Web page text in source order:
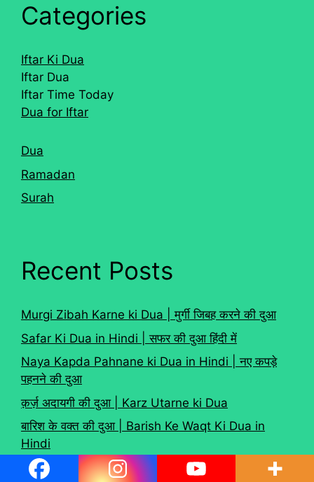
Categories
Iftar Ki Dua
Iftar Dua
Iftar Time Today
Dua for Iftar
Dua
Ramadan
Surah
Recent Posts
Murgi Zibah Karne ki Dua | मुर्गी जिबह करने की दुआ
Safar Ki Dua in Hindi | सफर की दुआ हिंदी में
Naya Kapda Pahnane ki Dua in Hindi | नए कपड़े
पहनने की दुआ
क़र्ज़ अदायगी की दुआ | Karz Utarne ki Dua
बारिश के वक्त की दुआ | Barish Ke Waqt Ki Dua in
Hindi